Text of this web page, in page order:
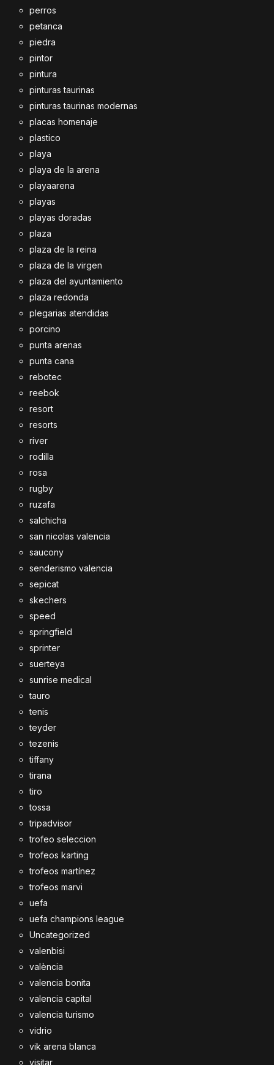
perros
petanca
piedra
pintor
pintura
pinturas taurinas
pinturas taurinas modernas
placas homenaje
plastico
playa
playa de la arena
playaarena
playas
playas doradas
plaza
plaza de la reina
plaza de la virgen
plaza del ayuntamiento
plaza redonda
plegarias atendidas
porcino
punta arenas
punta cana
rebotec
reebok
resort
resorts
river
rodilla
rosa
rugby
ruzafa
salchicha
san nicolas valencia
saucony
senderismo valencia
sepicat
skechers
speed
springfield
sprinter
suerteya
sunrise medical
tauro
tenis
teyder
tezenis
tiffany
tirana
tiro
tossa
tripadvisor
trofeo seleccion
trofeos karting
trofeos martínez
trofeos marvi
uefa
uefa champions league
Uncategorized
valenbisi
valència
valencia bonita
valencia capital
valencia turismo
vidrio
vik arena blanca
visitar